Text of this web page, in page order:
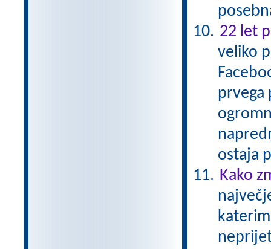
22 let
veliko
prvega
ostaja
Kako